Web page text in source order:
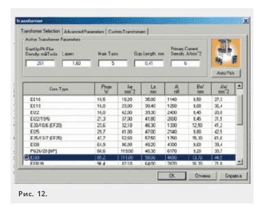
Рис. 12.